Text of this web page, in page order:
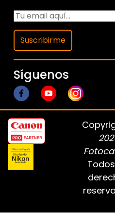
Suscribirme
Síguenos